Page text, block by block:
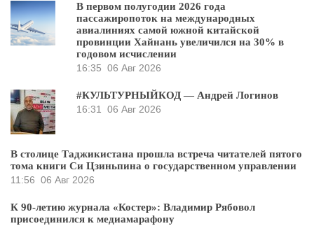
В первом полугодии 2026 года
пассажиропоток на международных
авиалиниях самой южной китайской
провинции Хайнань увеличился на 30% в
годовом исчислении
16:35 06 Авг 2026
#КУЛЬТУРНЫЙКОД — Андрей Логинов
16:31 06 Авг 2026
В столице Таджикистана прошла встреча читателей пятого
тома книги Си Цзиньпина о государственном управлении
11:56 06 Авг 2026
К 90-летию журнала «Костер»: Владимир Рябовол
присоединился к медиамарафону